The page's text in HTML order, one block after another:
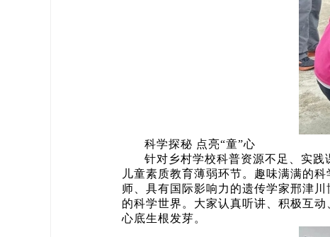
科学探秘 点亮“童”心
针对乡村学校科普资源不足、实
儿童素质教育薄弱环节。趣味满满的
师、具有国际影响力的遗传学家邢津
的科学世界。大家认真听讲、积极互
心底生根发芽。